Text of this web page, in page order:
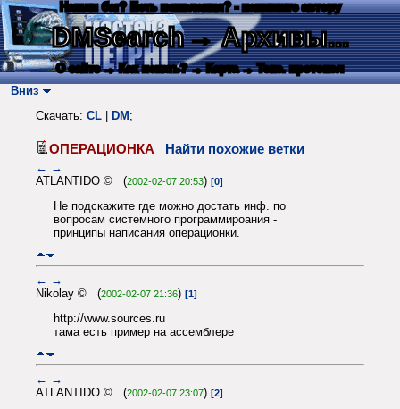
Нашли баг? Есть пожелания? - напишите автору
DMSearch→ Архивы...
О сайте → Как искать? → Карта → Текс. протокол
Вниз
Скачать: CL DM ;
ОПЕРАЦИОНКА Найти похожие ветки
← →
ATLANTIDO © (2002-02-07 20:53) [0]
Не подскажите где можно достать инф. по
вопросам системного программироания -
принципы написания операционки.
← →
Nikolay © (2002-02-07 21:36) [1]
http://www.sources.ru
тама есть пример на ассемблере
← →
ATLANTIDO © (2002-02-07 23:07) [2]